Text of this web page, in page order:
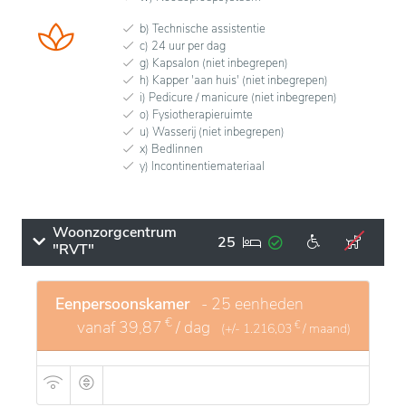
b) Technische assistentie
c) 24 uur per dag
g) Kapsalon (niet inbegrepen)
h) Kapper 'aan huis' (niet inbegrepen)
i) Pedicure / manicure (niet inbegrepen)
o) Fysiotherapieruimte
u) Wasserij (niet inbegrepen)
x) Bedlinnen
y) Incontinentiemateriaal
Woonzorgcentrum
"RVT"
25
Eenpersoonskamer - 25 eenheden
vanaf39,87 € / dag (+/- 1.216,03 € / maand)